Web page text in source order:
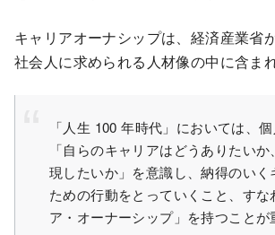
キャリアオーナシップは、経済産業省
社会人に求められる人材像の中に含ま
「人生 100 年時代」においては、
「自らのキャリアはどうありたい
現したいか」を意識し、納得のいく
ための行動をとっていくこと、すな
ア・オーナーシップ」を持つことが